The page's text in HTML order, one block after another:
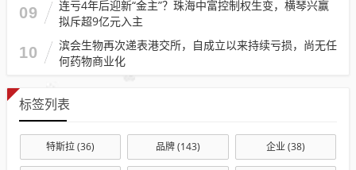
09
连亏4年后迎新“金主”？珠海中富控制权生变，横琴兴赢
拟斥超9亿元入主
10
滨会生物再次递表港交所，自成立以来持续亏损，尚无任
何药物商业化
标签列表
特斯拉(36) 品牌(143) 企业(38)